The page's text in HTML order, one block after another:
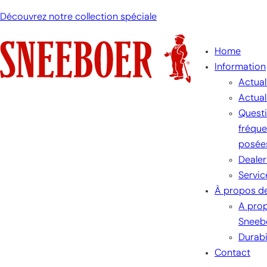
Découvrez notre collection spéciale
Home
Information
À propos
A
Contact